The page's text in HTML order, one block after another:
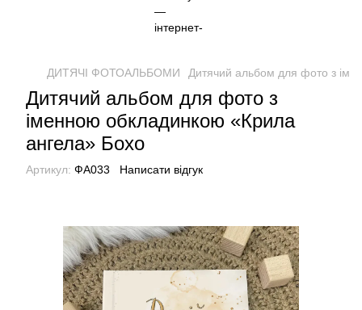
ДИТЯЧІ ФОТОАЛЬБОМИ Дитячий альбом для фото з
Дитячий альбом для фото з
іменною обкладинкою «Крила
ангела» Бохо
Артикул: ФА033 Написати відгук